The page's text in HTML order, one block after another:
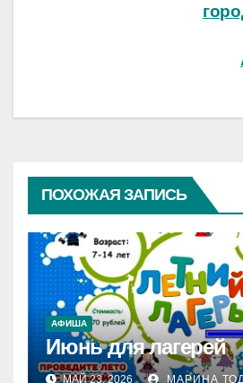
ПОХОЖАЯ ЗАПИСЬ
АФИША
Июнь для лагерей
МАЙ 23, 2026 МАРИНА